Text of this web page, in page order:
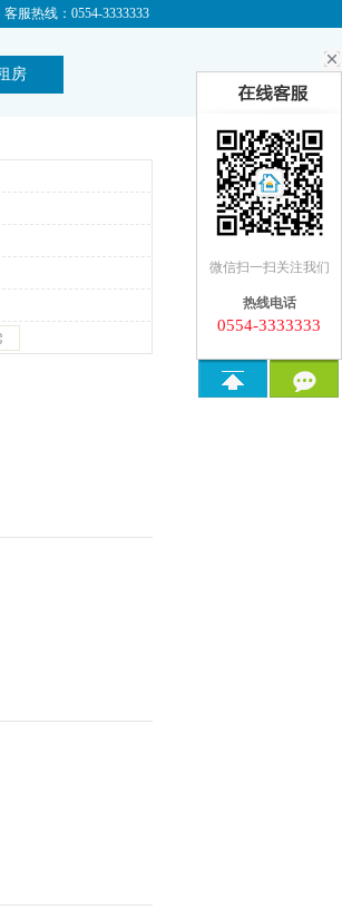
客服热线：0554-3333333
微信扫一扫关注我们
热线电话
0554-3333333